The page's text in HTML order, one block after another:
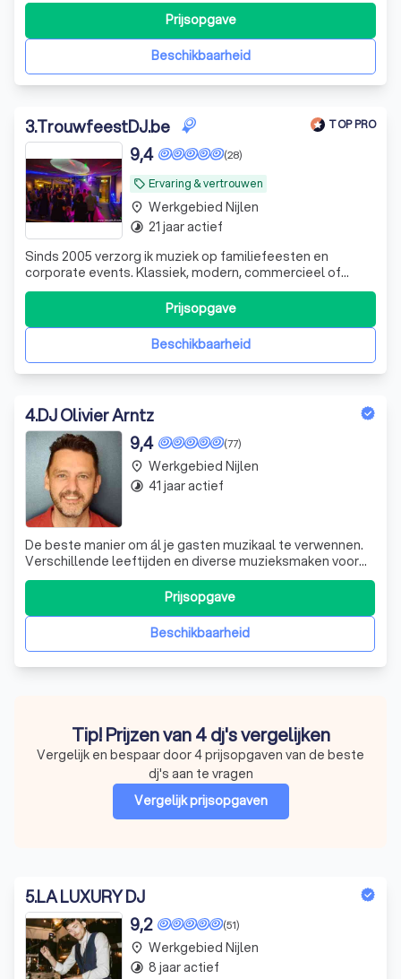
Beschikbaarheid
Prijsopgave
3.TrouwfeestDJ.be TOP PRO
local_offer Ervaring & vertrouwen
(28)
9,4
Sinds 2005 verzorg ik muziek op familiefeesten en
corporate events. Klassiek, modern, commercieel of
alternatiever, Foute Party of Club, recent of oud, ... . Ook
verjaardagsfeest 40, 50, 60 en 70 jaar
Beschikbaarheid
Prijsopgave
place Werkgebied Nijlen
timelapse 21 jaar actief
4.DJ Olivier Arntz
(77)
9,4
De beste manier om ál je gasten muzikaal te verwennen.
Verschillende leeftijden en diverse muzieksmaken voor
een onvergetelijk feest samen op de dansvloer. Stilzitten
Beschikbaarheid
Prijsopgave
place Werkgebied Nijlen
timelapse 41 jaar actief
Tip! Prijzen van 4 dj's vergelijken
Vergelijk en bespaar door 4 prijsopgaven van de beste
dj's aan te vragen
Vergelijk prijsopgaven
5.LA LUXURY DJ
(51)
9,2
place Werkgebied Nijlen
timelapse 8 jaar actief